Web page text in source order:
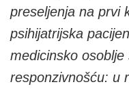
preseljenja na prvi
psihijatrijska
medicinsko
responzivnošću: u